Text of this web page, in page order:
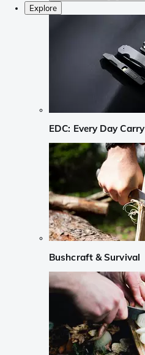
Explore
EDC: Every Day Carry
Bushcraft & Survival